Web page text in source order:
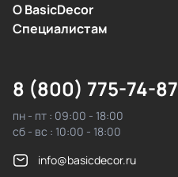
О BasicDecor
Cпециалистам
8 (800) 775-74-87
пн - пт : 09:00 - 18:00
сб - вс : 10:00 - 18:00
info@basicdecor.ru